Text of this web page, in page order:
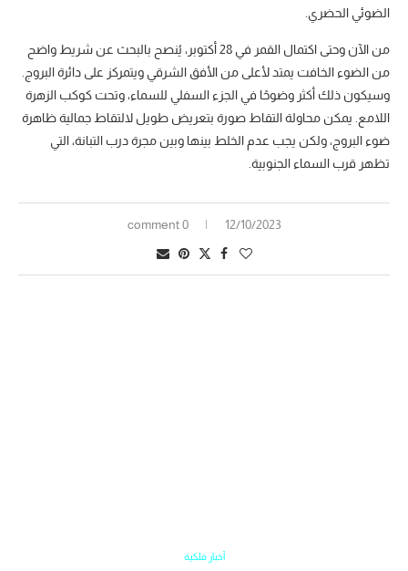
الضوئي الحضري.
من الآن وحتى اكتمال القمر في 28 أكتوبر، يُنصح بالبحث عن شريط واضح
من الضوء الخافت يمتد لأعلى من الأفق الشرقي ويتمركز على دائرة البروج.
وسيكون ذلك أكثر وضوحًا في الجزء السفلي للسماء، وتحت كوكب الزهرة
اللامع. يمكن محاولة التقاط صورة بتعريض طويل لالتقاط جمالية ظاهرة
ضوء البروج، ولكن يجب عدم الخلط بينها وبين مجرة درب التبانة، التي
تظهر قرب السماء الجنوبية.
12/10/2023
0 comment
أخبار فلكية